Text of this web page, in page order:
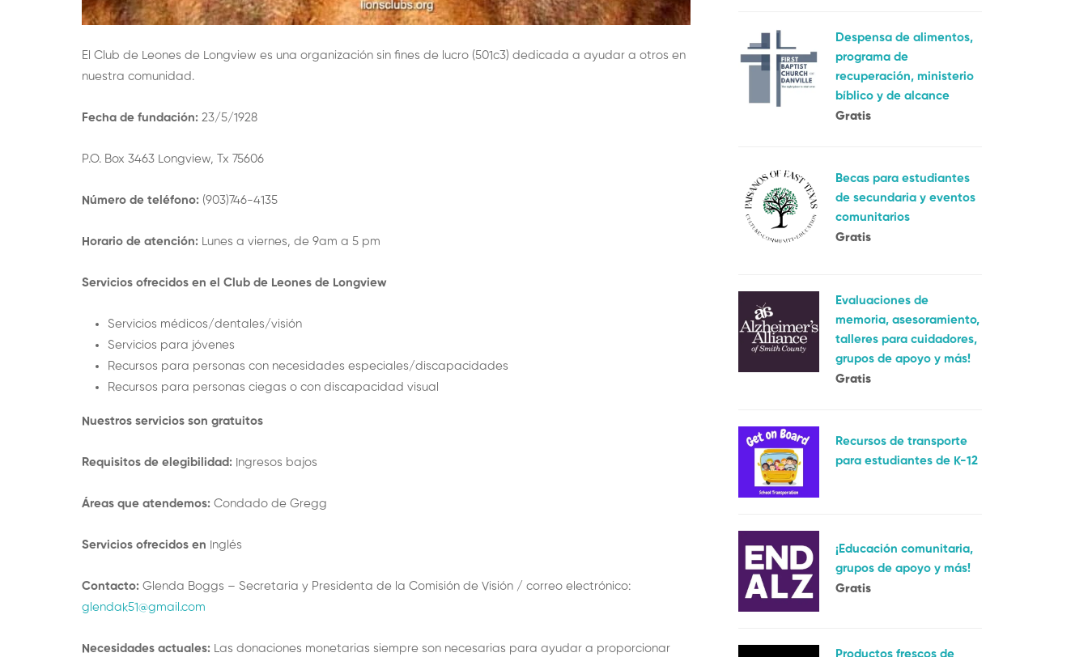
El Club de Leones de Longview es una organización sin fines de lucro (501c3) dedicada a ayudar a otros en
nuestra comunidad.
Fecha de fundación:23/5/1928
P.O. Box 3463 Longview, Tx 75606
Número de teléfono:(903)746-4135
Horario de atención:Lunes a viernes, de 9am a 5 pm
Servicios ofrecidos en el Club de Leones de Longview
Servicios médicos/dentales/visión
Servicios para jóvenes
Recursos para personas con necesidades especiales/discapacidades
Recursos para personas ciegas o con discapacidad visual
Nuestros servicios son gratuitos
Requisitos de elegibilidad:Ingresos bajos
Áreas que atendemos:Condado de Gregg
Servicios ofrecidos en Inglés
Contacto:Glenda Boggs – Secretaria y Presidenta de la Comisión de Visión / correo electrónico:
glendak51@gmail.com
Necesidades actuales:Las donaciones monetarias siempre son necesarias para ayudar a proporcionar
Despensa de alimentos,
programa de
recuperación, ministerio
bíblico y de alcance
Gratis
Becas para estudiantes
de secundaria y eventos
comunitarios
Gratis
Evaluaciones de
memoria, asesoramiento,
talleres para cuidadores,
grupos de apoyo y más!
Gratis
Recursos de transporte
para estudiantes de K-12
¡Educación comunitaria,
grupos de apoyo y más!
Gratis
Productos frescos de